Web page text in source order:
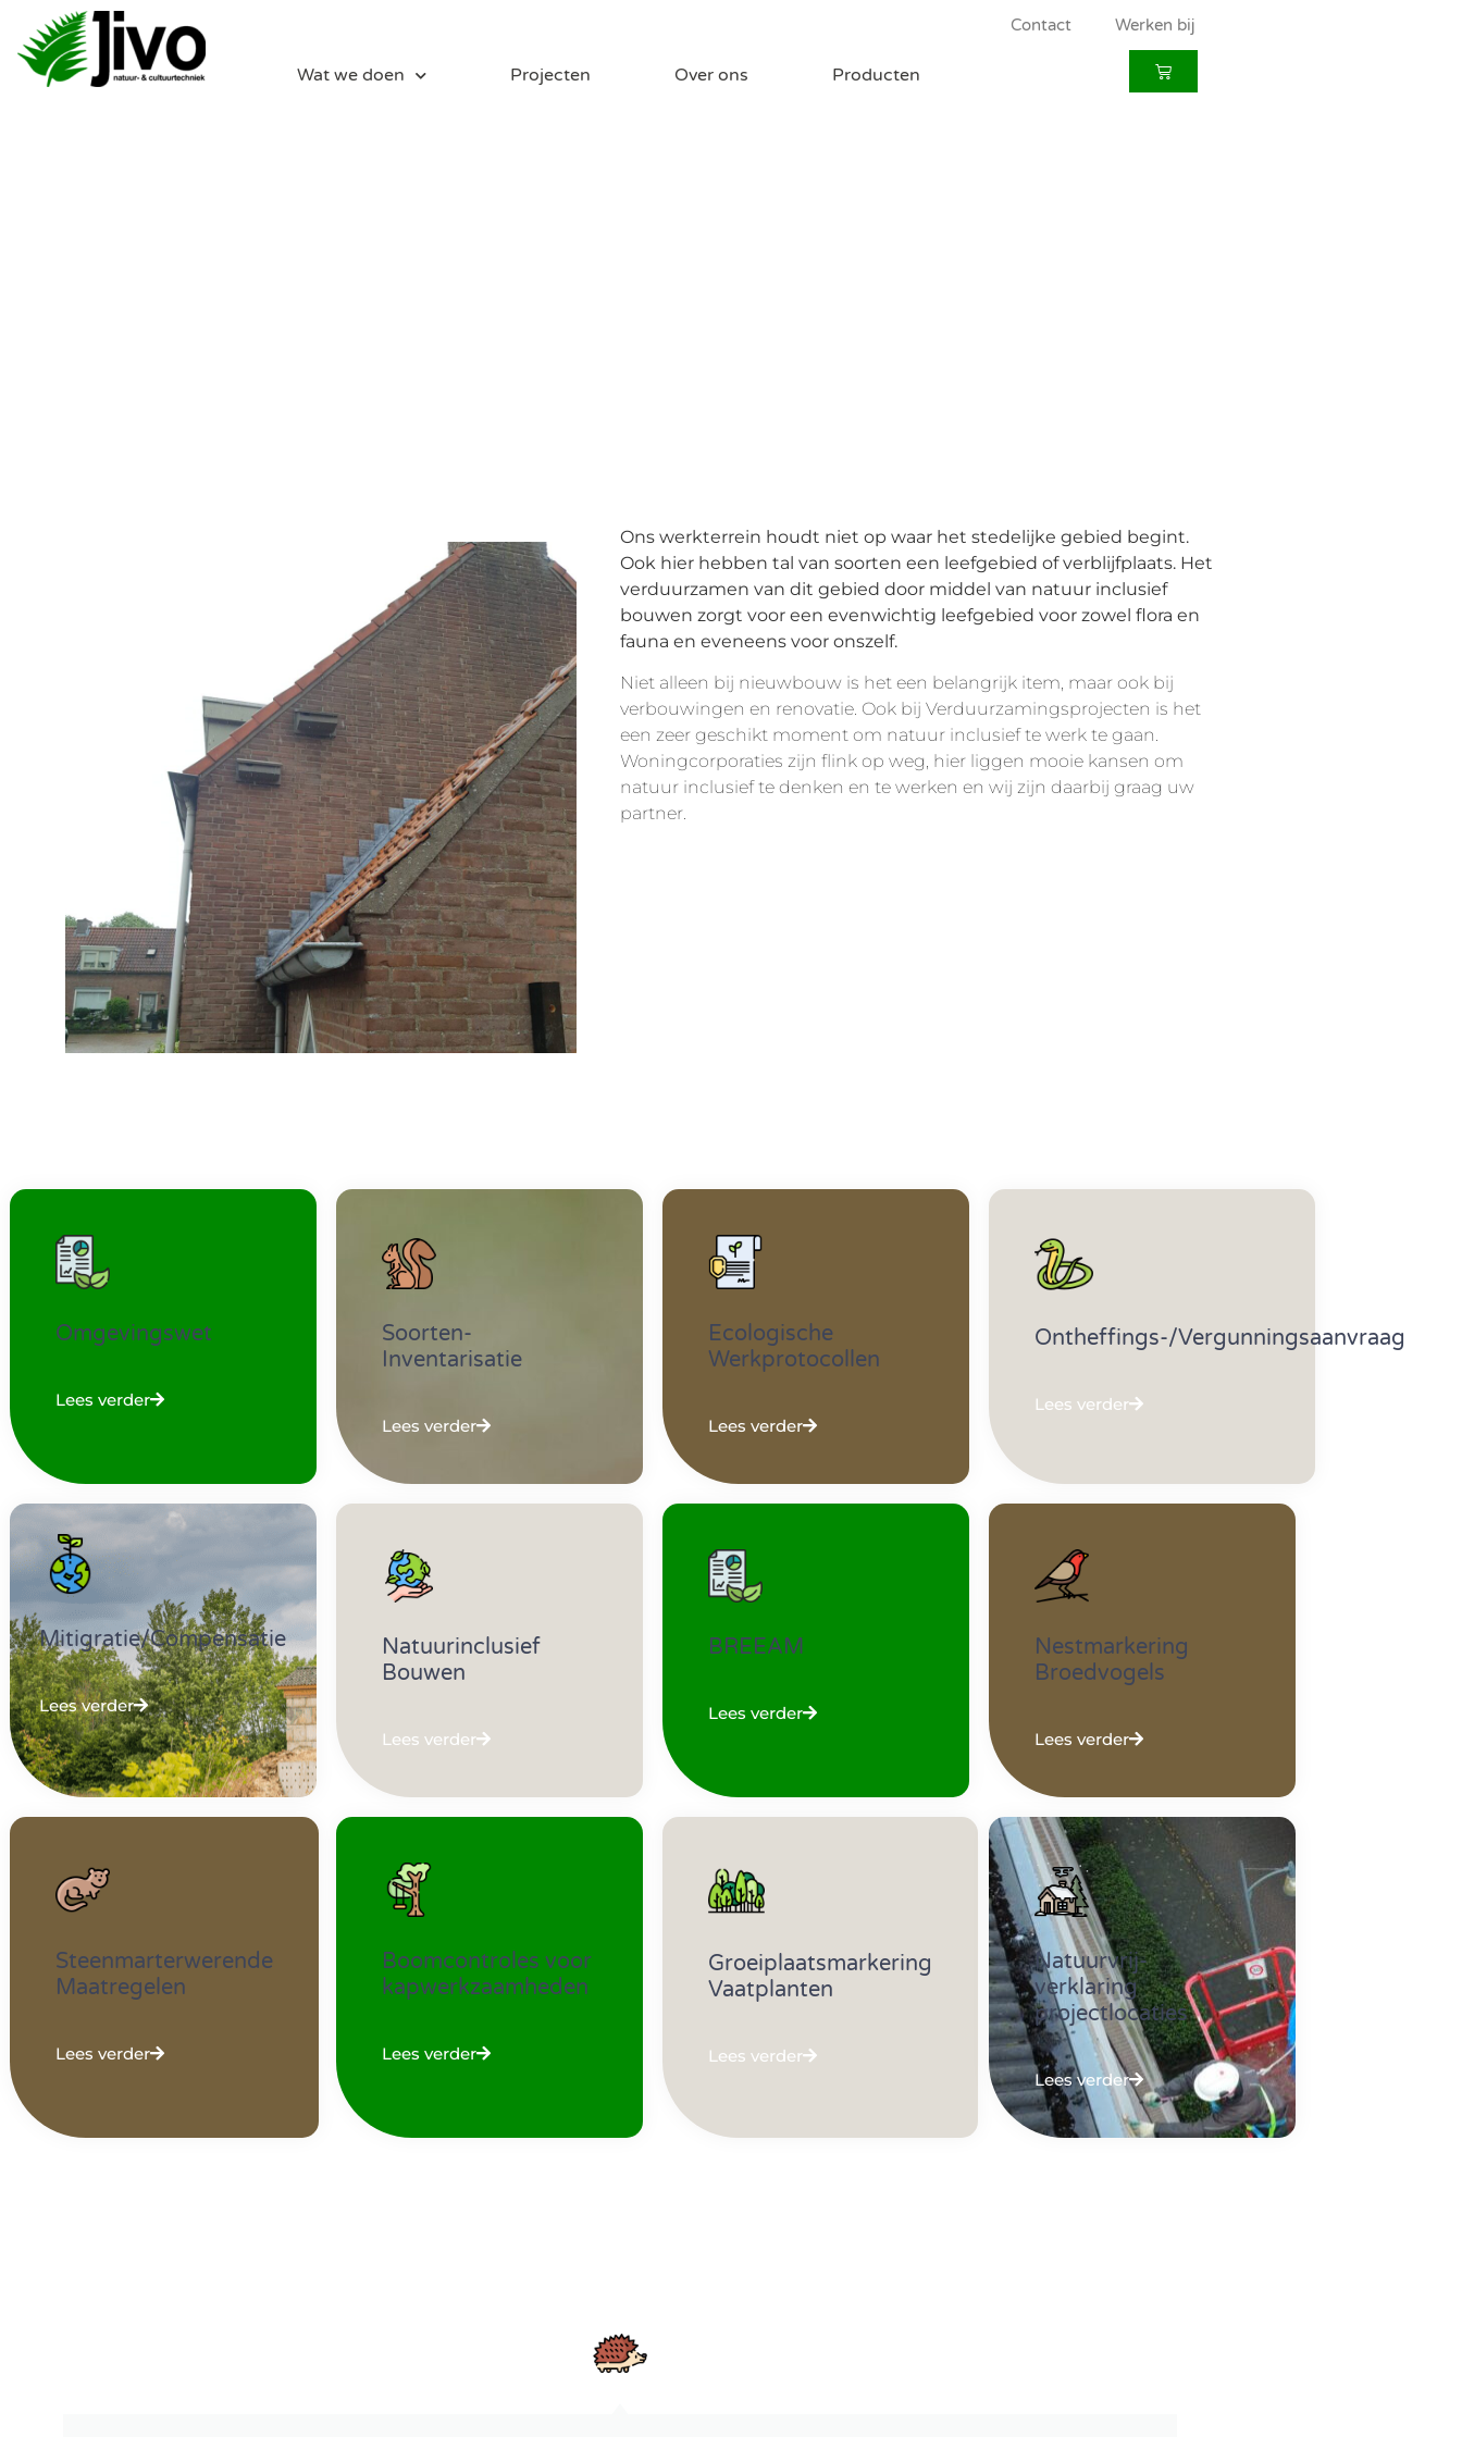
Contact Werken bij
Wat we doen Projecten Over ons Producten
Ons werkterrein houdt niet op waar het stedelijke gebied begint.
Ook hier hebben tal van soorten een leefgebied of verblijfplaats. Het
verduurzamen van dit gebied door middel van natuur inclusief
bouwen zorgt voor een evenwichtig leefgebied voor zowel flora en
fauna en eveneens voor onszelf.
Niet alleen bij nieuwbouw is het een belangrijk item, maar ook bij
verbouwingen en renovatie. Ook bij Verduurzamingsprojecten is het
een zeer geschikt moment om natuur inclusief te werk te gaan.
Woningcorporaties zijn flink op weg, hier liggen mooie kansen om
natuur inclusief te denken en te werken en wij zijn daarbij graag uw
partner.
Omgevingswet
Lees verder
Soorten-
Inventarisatie
Lees verder
Ecologische
Werkprotocollen
Lees verder
Ontheffings-/vergunningsaanvraag
Lees verder
Mitigratie/Compensatie
Lees verder
Natuurinclusief
Bouwen
Lees verder
BREEAM
Lees verder
Nestmarkering
Broedvogels
Lees verder
Steenmarterwerende
Maatregelen
Lees verder
Boomcontroles voor
kapwerkzaamheden
Lees verder
Groeiplaatsmarkering
Vaatplanten
Lees verder
Natuurvrij-
verklaring
projectlocaties
Lees verder